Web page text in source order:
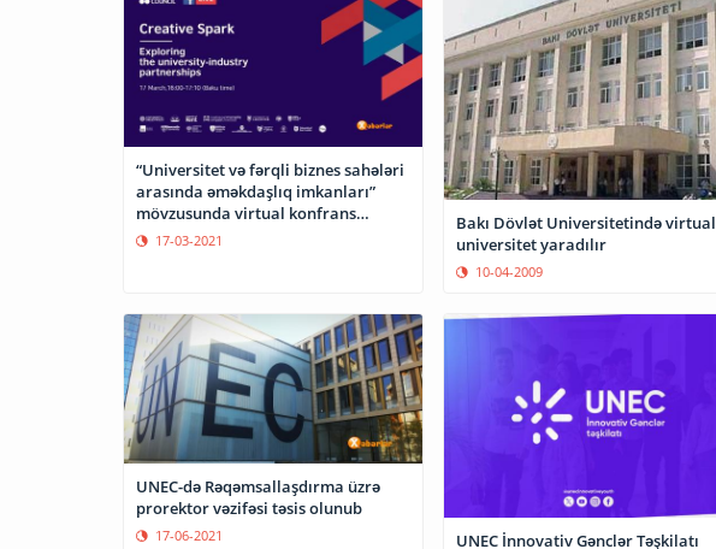
“Universitet və fərqli biznes sahələri
arasında əməkdaşlıq imkanları”
mövzusunda virtual konfrans
keçiriləcək
17-03-2021
Bakı Dövlət Universitetində virtual
universitet yaradılır
10-04-2009
UNEC-də Rəqəmsallaşdırma üzrə
prorektor vəzifəsi təsis olunub
17-06-2021 UNEC İnnovativ Gənclər Təşkilatı